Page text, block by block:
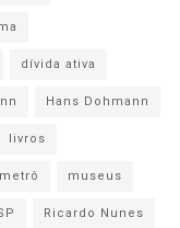
dívida ativa
Hans Dohmann
livros
metrô museus
Ricardo Nunes